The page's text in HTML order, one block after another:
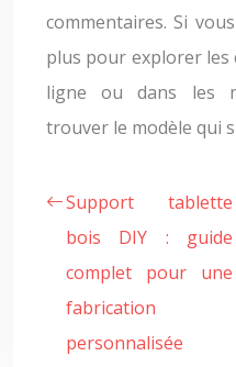
commentaires. Si
plus pour explorer les
ligne ou dans les
trouver le modèle qui
Support tablette
bois DIY : guide
complet pour une
fabrication
personnalisée